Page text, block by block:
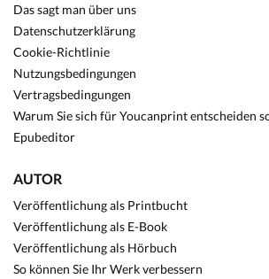
Das sagt man über uns
Datenschutzerklärung
Cookie-Richtlinie
Nutzungsbedingungen
Vertragsbedingungen
Warum Sie sich für Youcanprint entscheiden
Epubeditor
AUTOR
Veröffentlichung als Printbucht
Veröffentlichung als E-Book
Veröffentlichung als Hörbuch
So können Sie Ihr Werk verbessern